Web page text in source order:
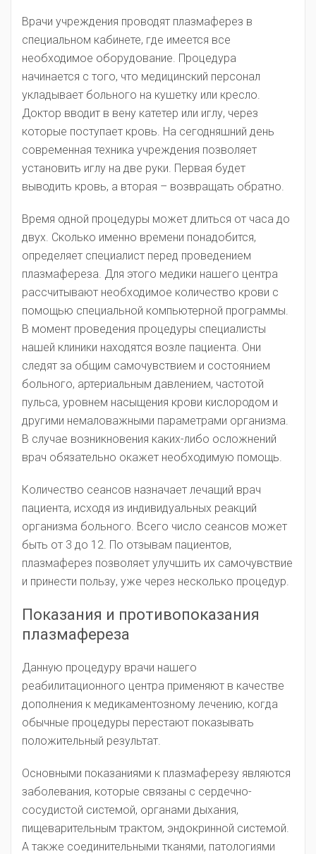
Врачи учреждения проводят плазмаферез в
специальном кабинете, где имеется все
необходимое оборудование. Процедура
начинается с того, что медицинский персонал
укладывает больного на кушетку или кресло.
Доктор вводит в вену катетер или иглу, через
которые поступает кровь. На сегодняшний день
современная техника учреждения позволяет
установить иглу на две руки. Первая будет
выводить кровь, а вторая – возвращать обратно.
Время одной процедуры может длиться от часа до
двух. Сколько именно времени понадобится,
определяет специалист перед проведением
плазмафереза. Для этого медики нашего центра
рассчитывают необходимое количество крови с
помощью специальной компьютерной программы.
В момент проведения процедуры специалисты
нашей клиники находятся возле пациента. Они
следят за общим самочувствием и состоянием
больного, артериальным давлением, частотой
пульса, уровнем насыщения крови кислородом и
другими немаловажными параметрами организма.
В случае возникновения каких-либо осложнений
врач обязательно окажет необходимую помощь.
Количество сеансов назначает лечащий врач
пациента, исходя из индивидуальных реакций
организма больного. Всего число сеансов может
быть от 3 до 12. По отзывам пациентов,
плазмаферез позволяет улучшить их самочувствие
и принести пользу, уже через несколько процедур.
Показания и противопоказания
плазмафереза
Данную процедуру врачи нашего
реабилитационного центра применяют в качестве
дополнения к медикаментозному лечению, когда
обычные процедуры перестают показывать
положительный результат.
Основными показаниями к плазмаферезу являются
заболевания, которые связаны с сердечно-
сосудистой системой, органами дыхания,
пищеварительным трактом, эндокринной системой.
А также соединительными тканями, патологиями